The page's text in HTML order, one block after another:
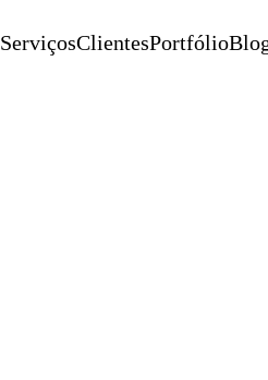
ServiçosClientesPortfólio